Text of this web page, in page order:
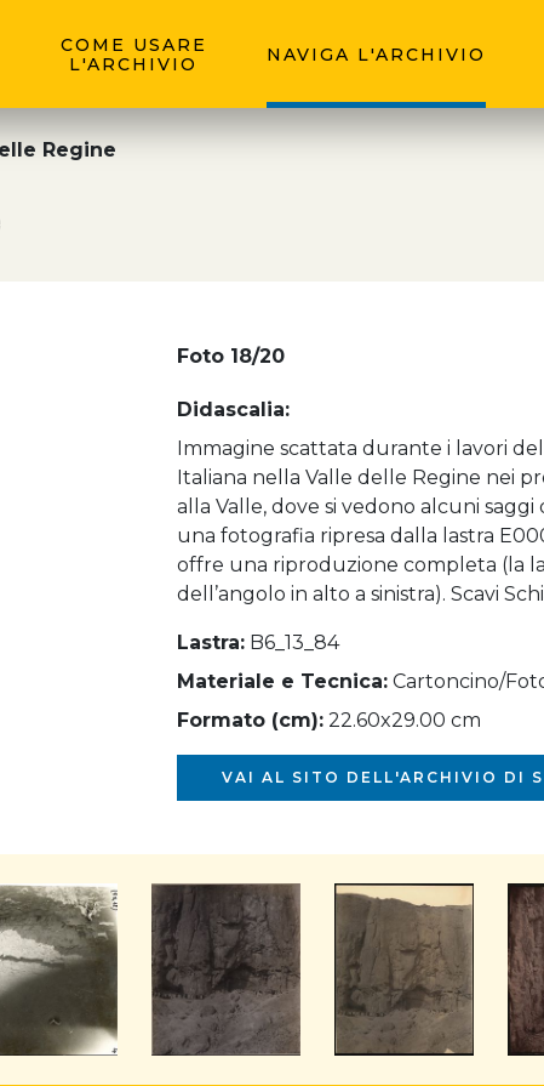
COME USARE
L'ARCHIVIO
NAVIGA L'ARCHIVIO
Regine
Foto 18/20
Didascalia:
Immagine scattata durante i lavori
Italiana nella Valle delle Regine nei
alla Valle, dove si vedono alcuni saggi
una fotografia ripresa dalla lastra
offre una riproduzione completa (la
dell’angolo in alto a sinistra). Scavi
Lastra: B6_13_84
Materiale e Tecnica: Cartoncino/
Formato (cm): 22.60x29.00 cm
VAI AL SITO DELL'ARCHIVIO DI